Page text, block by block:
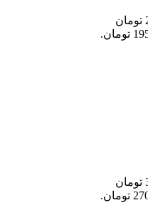
قیمت اصلی: 220,000 تومان
قیمت اصلی: 300,000 تومان